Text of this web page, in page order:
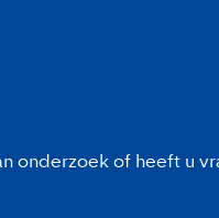
onderzoek of heeft u